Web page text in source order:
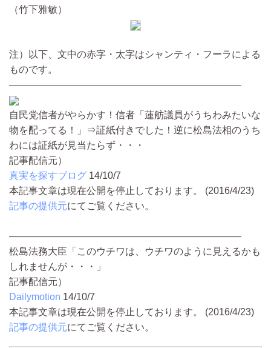
（竹下雅敏）
注）以下、文中の赤字・太字はシャンティ・フーラによる
ものです。
————————————————————————
自民党信者がやらかす！信者「蓮舫議員がうちわみたいな
物を配ってる！」⇒証紙付きでした！逆に松島法相のうち
わには証紙が見当たらず・・・
記事配信元）
真実を探すブログ 14/10/7
本記事文章は現在公開を停止しております。 (2016/4/23)
記事の提供元にてご覧ください。
————————————————————————
松島法務大臣「このウチワは、ウチワのように見えるかも
しれませんが・・・」
記事配信元）
Dailymotion 14/10/7
本記事文章は現在公開を停止しております。 (2016/4/23)
記事の提供元にてご覧ください。